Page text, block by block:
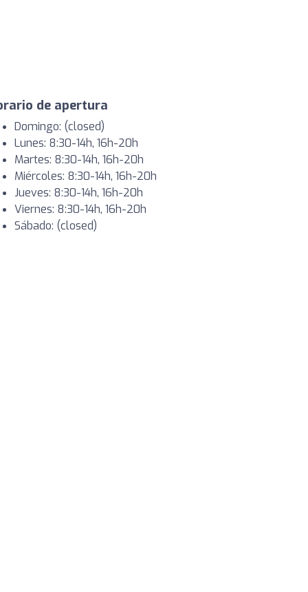
de apertura
Domingo: (closed)
Lunes: 8:30-14h, 16h-20h
Martes: 8:30-14h, 16h-20h
Miércoles: 8:30-14h, 16h-20h
Jueves: 8:30-14h, 16h-20h
Viernes: 8:30-14h, 16h-20h
Sábado: (closed)